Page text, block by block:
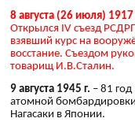
8 августа (26 июля) 1917
Открылся IV съезд
взявший курс на
восстание. Съездом
товарищ И.В.Сталин.
9 августа 1945 г. – 81 год
атомной
Нагасаки в Японии.